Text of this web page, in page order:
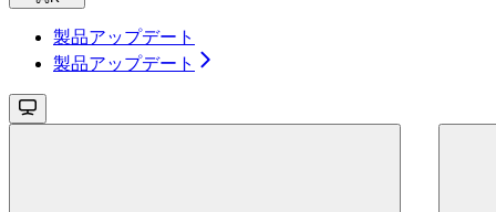
製品アップデート
製品アップデート